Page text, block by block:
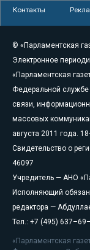
Контакты
© «Парламентская
Электронное
«Парламентская
Федеральной
связи,
массовых
августа 2011 года.
Свидетельство о
46097
Учредитель — АНО
Исполняющий
редактора —
Тел.: +7 (495)
«Парламентская